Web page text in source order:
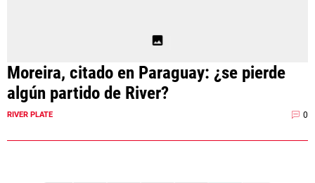
Moreira, citado en Paraguay: ¿se pierde
algún partido de River?
RIVER PLATE 0